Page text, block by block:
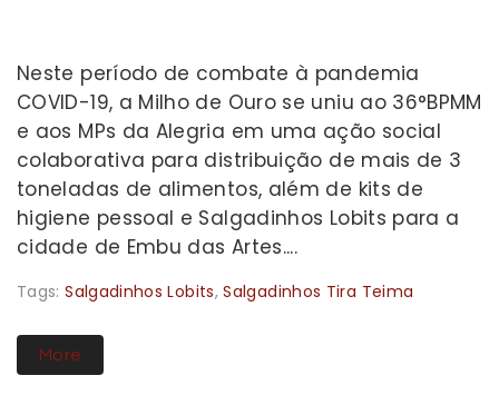
Neste período de combate à pandemia
COVID-19, a Milho de Ouro se uniu ao 36°BPMM
e aos MPs da Alegria em uma ação social
colaborativa para distribuição de mais de 3
toneladas de alimentos, além de kits de
higiene pessoal e Salgadinhos Lobits para a
cidade de Embu das Artes....
Tags:Salgadinhos Lobits,Salgadinhos Tira Teima
More